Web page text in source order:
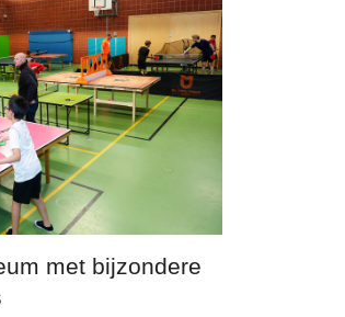
met bijzondere